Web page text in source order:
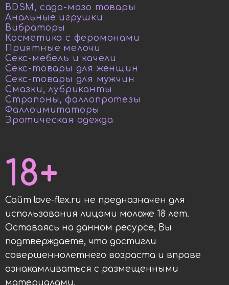
BDSM, садо-мазо товары
Анальные игрушки
Вибраторы
Косметика с феромонами
Приятные мелочи
Секс-мебель и качели
Секс-товары для женщин
Секс-товары для мужчин
Смазки, лубриканты
Страпоны, фаллопротезы
Фаллоимитаторы
Эротическая одежда
Сайт love-flex.ru не предназначен для
использования лицами моложе 18 лет.
Оставаясь на данном ресурсе, Вы
подтверждаете, что достигли
совершеннолетнего возраста и вправе
ознакамливаться с размещенными
материалами.
18+